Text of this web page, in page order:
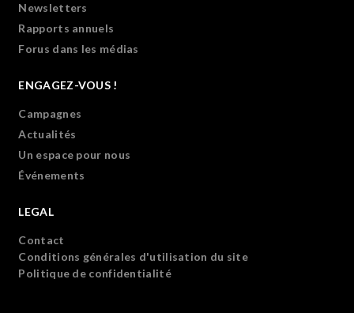
Newsletters
Rapports annuels
Forus dans les médias
ENGAGEZ-VOUS !
Campagnes
Actualités
Un espace pour nous
Événements
LEGAL
Contact
Conditions générales d'utilisation du site
Politique de confidentialité